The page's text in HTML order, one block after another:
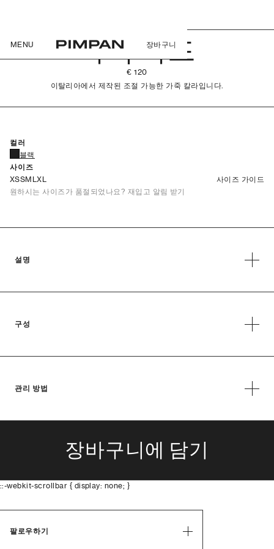
MENU 장바구니
가죽 가드
€ 120
이탈리아에서 제작된 조절 가능한 가죽 칼라입니다.
컬러
블랙
사이즈
XSSM LXL
사이즈 가이드
원하시는 사이즈가 품절되었나요? 재입고 알림 받기
설명
구성
관리 방법
장바구니에 담기
팔로우하기
::-webkit-scrollbar { display: none; }